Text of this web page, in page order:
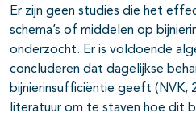
Er zijn geen studies die het
schema’s of middelen op
onderzocht. Er is voldoende
concluderen dat dagelijkse
bijnierinsufficiëntie geeft (NVK,
literatuur om te staven hoe dit